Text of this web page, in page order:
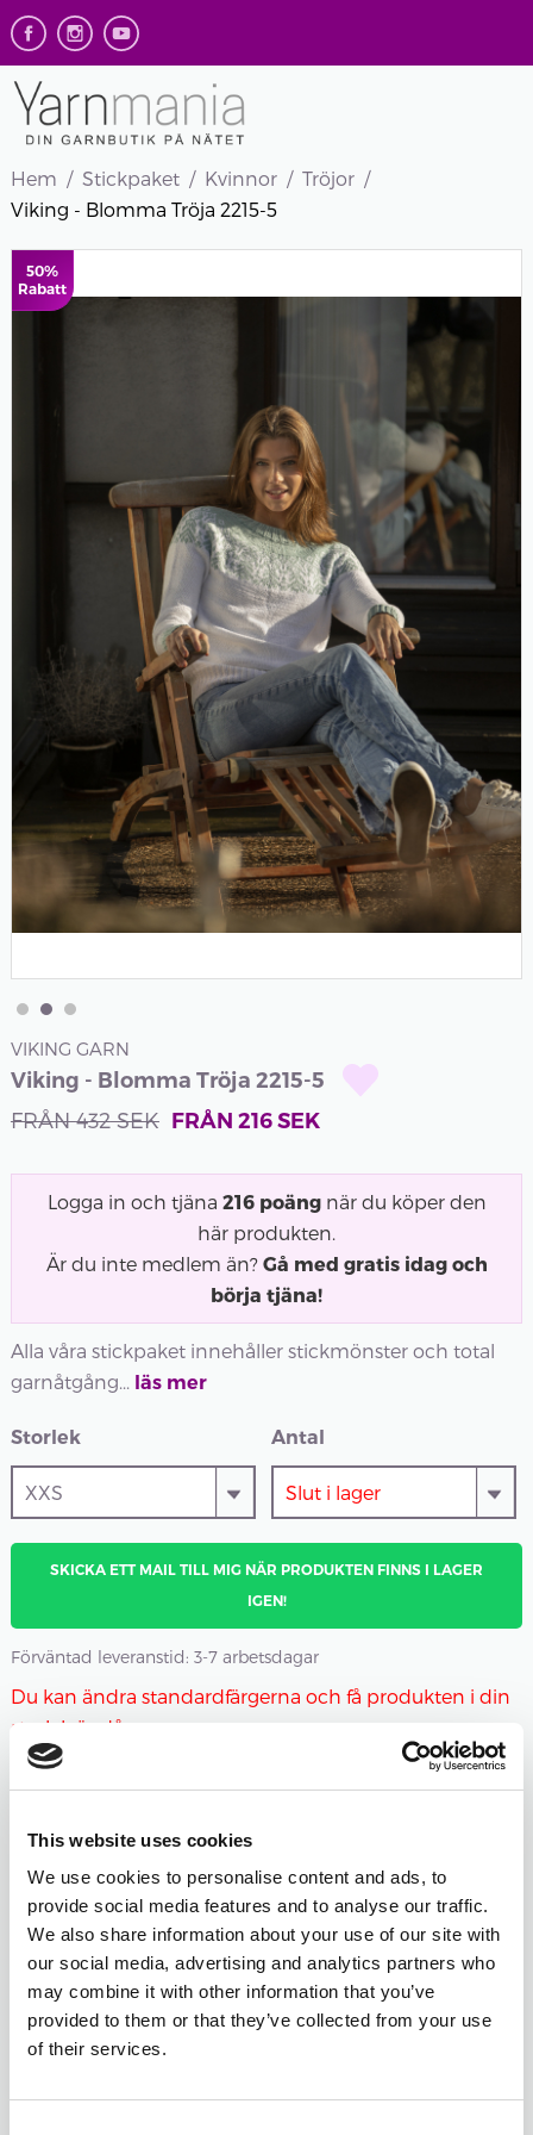
This website uses cookies
We use cookies to personalise content and ads, to
provide social media features and to analyse our traffic.
We also share information about your use of our site with
our social media, advertising and analytics partners who
may combine it with other information that you’ve
provided to them or that they’ve collected from your use
of their services.
Hem Stickpaket Kvinnor
Tröjor
Viking - Blomma Tröja 2215-5
50%
Rabatt
VIKING GARN
Viking - Blomma Tröja 2215-5
FRÅN 432SEK FRÅN 216SEK
Logga in och tjäna 216 poängnär du köper den
här produkten.
Är du inte medlem än? Gå med gratis idag och
börja tjäna!
Alla våra stickpaket innehåller stickmönster och total
garnåtgång... läs mer
Storlek Antal
SKICKA ETT MAIL TILL MIG NÄR PRODUKTEN FINNS I LAGER
IGEN!
Förväntad leveranstid: 3-7 arbetsdagar
Du kan ändra standardfärgerna och få produkten i din
storlek ändå.
Färgen märkt "röd" är slutsåld och kan ändras till annan
färg.
Antal nystan
500 - VIT
Öppna färgväljaren
- +
534 - GRÅGRÖN